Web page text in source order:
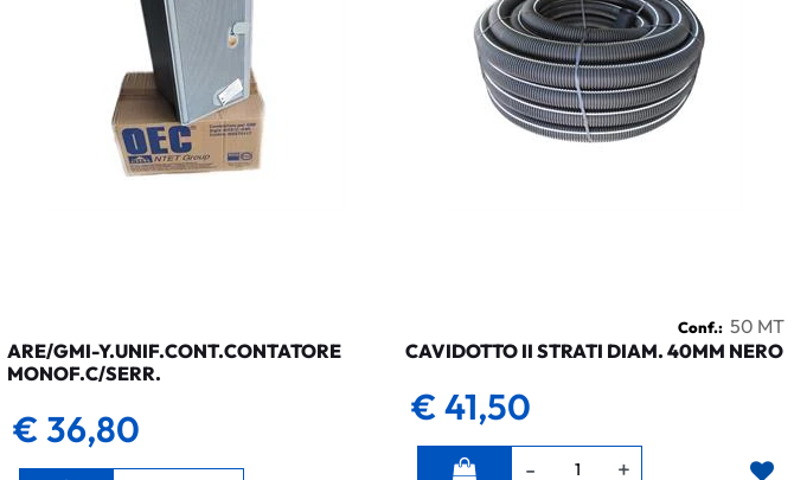
ARE/GMI-Y.UNIF.CONT.CONTATORE
MONOF.C/SERR.
€ 36,80
Conf.: 50 MT
CAVIDOTTO II STRATI DIAM. 40MM NERO
€ 41,50
Quantità